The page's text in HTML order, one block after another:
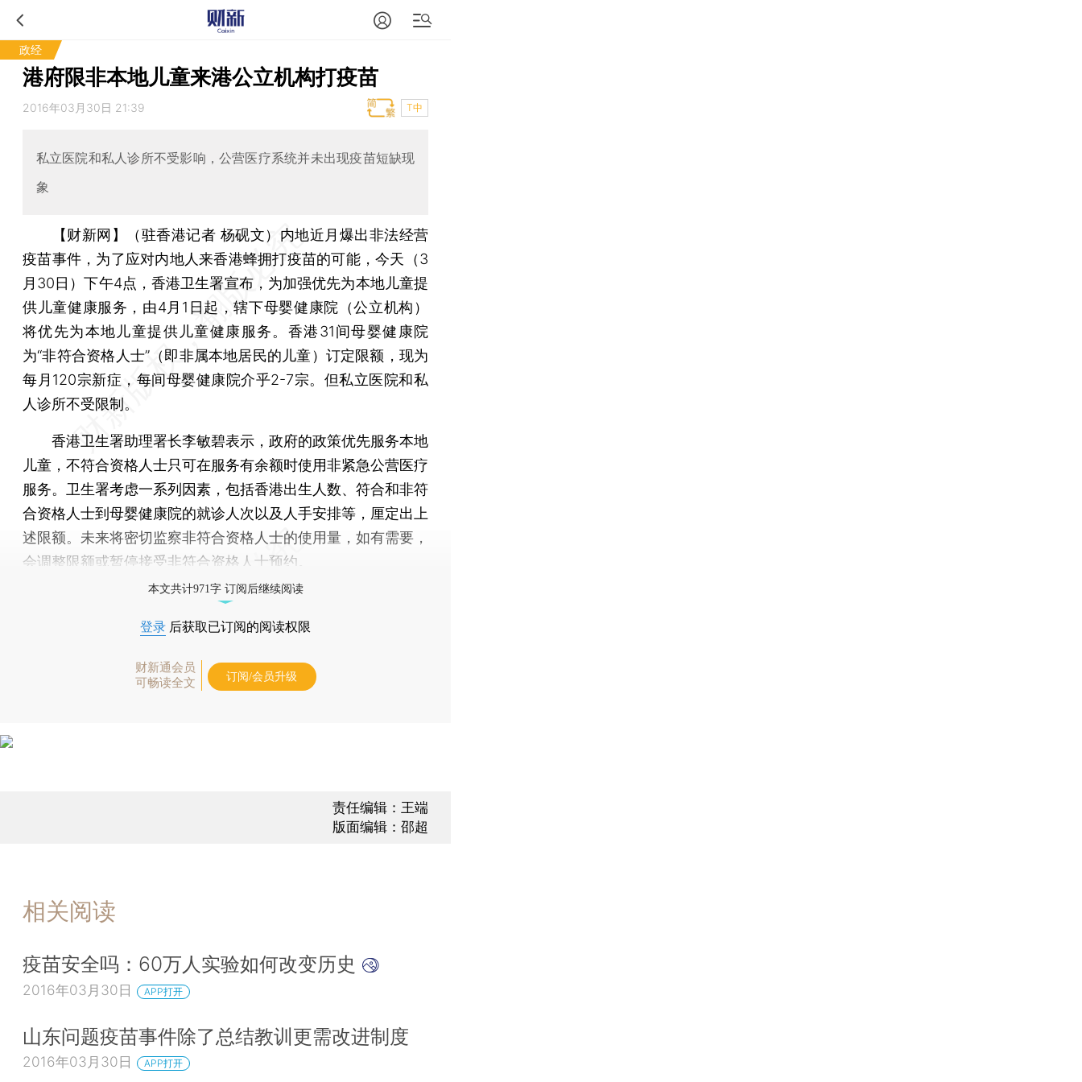
政经
港府限非本地儿童来港公立机构打疫苗
2016年03月30日 21:39 T中
私立医院和私人诊所不受影响，公营医疗系统并未出现疫苗短缺现
象
【财新网】（驻香港记者 杨砚文） 内地近月爆出非法经营
疫苗事件，为了应对内地人来香港蜂拥打疫苗的可能，今天（3
月30日）下午4点，香港卫生署宣布，为加强优先为本地儿童提
供儿童健康服务，由4月1日起，辖下母婴健康院（公立机构）
将优先为本地儿童提供儿童健康服务。香港31间母婴健康院
为“非符合资格人士”（即非属本地居民的儿童）订定限额，现为
每月120宗新症，每间母婴健康院介乎2-7宗。但私立医院和私
人诊所不受限制。
香港卫生署助理署长李敏碧表示，政府的政策优先服务本地
儿童，不符合资格人士只可在服务有余额时使用非紧急公营医疗
服务。卫生署考虑一系列因素，包括香港出生人数、符合和非符
合资格人士到母婴健康院的就诊人次以及人手安排等，厘定出上
述限额。未来将密切监察非符合资格人士的使用量，如有需要，
会调整限额或暂停接受非符合资格人士预约。
本文共计971字 订阅后继续阅读
登录 后获取已订阅的阅读权限
财新通会员
可畅读全文
订阅/会员升级
责任编辑：王端
版面编辑：邵超
相关阅读
疫苗安全吗：60万人实验如何改变历史
2016年03月30日 APP打开
山东问题疫苗事件除了总结教训更需改进制度
2016年03月30日 APP打开